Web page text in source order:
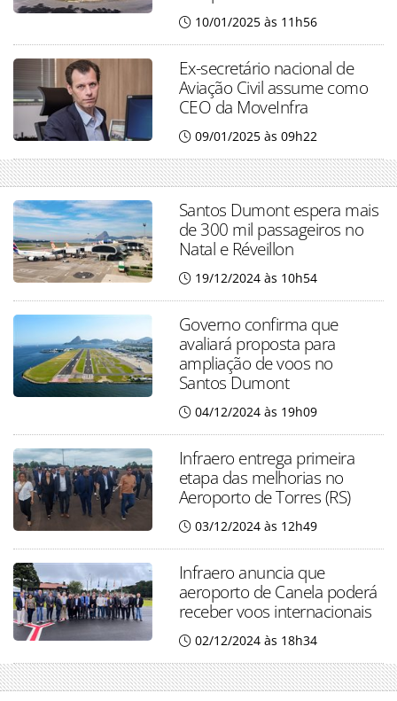
10/01/2025 às 11h56
Ex-secretário nacional de
Aviação Civil assume como
CEO da MoveInfra
09/01/2025 às 09h22
Santos Dumont espera mais
de 300 mil passageiros no
Natal e Réveillon
19/12/2024 às 10h54
Governo confirma que
avaliará proposta para
ampliação de voos no
Santos Dumont
04/12/2024 às 19h09
Infraero entrega primeira
etapa das melhorias no
Aeroporto de Torres (RS)
03/12/2024 às 12h49
Infraero anuncia que
aeroporto de Canela poderá
receber voos internacionais
02/12/2024 às 18h34